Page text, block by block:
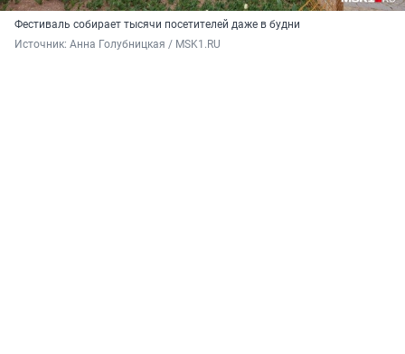
Фестиваль собирает тысячи посетителей даже в будни
Источник: Анна Голубницкая / MSK1.RU